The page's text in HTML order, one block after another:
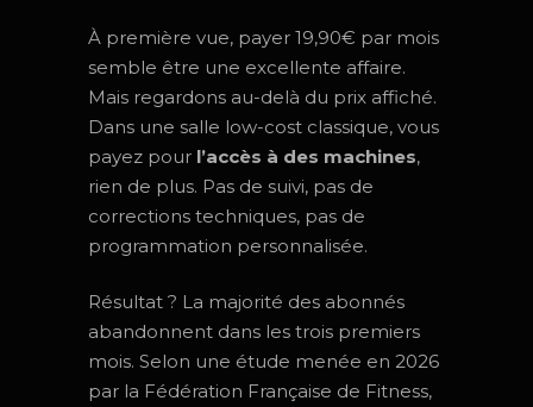
À première vue, payer 19,90€ par mois
semble être une excellente affaire.
Mais regardons au-delà du prix affiché.
Dans une salle low-cost classique, vous
payez pour l’accès à des machines,
rien de plus. Pas de suivi, pas de
corrections techniques, pas de
programmation personnalisée.
Résultat ? La majorité des abonnés
abandonnent dans les trois premiers
mois. Selon une étude menée en 2026
par la Fédération Française de Fitness,